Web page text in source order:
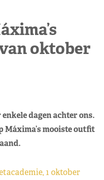
oktober
dagen achter ons.
Máxima’s mooiste outfit
1 oktober